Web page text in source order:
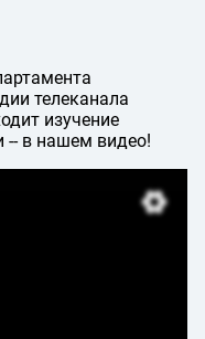
телеканала
изучение
-- в нашем видео!